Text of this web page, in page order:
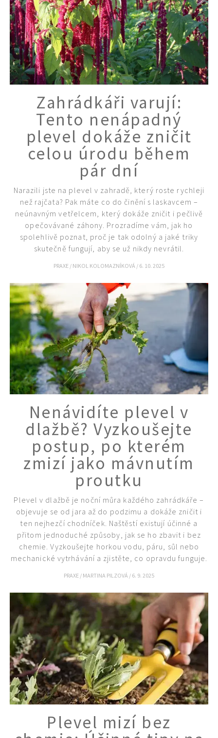
Naše krásná zahrada
65 Kč
Naše krásná zahrada Speciál
74 Kč
Objednat >
Zahrádkáři varují:
Tento nenápadný
plevel dokáže zničit
celou úrodu během
pár dní
Narazili jste na plevel v zahradě, který roste rychleji
než rajčata? Pak máte co do činění s laskavcem –
neúnavným vetřelcem, který dokáže zničit i pečlivě
opečovávané záhony. Prozradíme vám, jak ho
spolehlivě poznat, proč je tak odolný a jaké triky
skutečně fungují, aby se už nikdy nevrátil.
PRAXE / NIKOL KOLOMAZNÍKOVÁ / 6. 10. 2025
Nenávidíte plevel v
dlažbě? Vyzkoušejte
postup, po kterém
zmizí jako mávnutím
proutku
Plevel v dlažbě je noční můra každého zahrádkáře –
objevuje se od jara až do podzimu a dokáže zničit i
ten nejhezčí chodníček. Naštěstí existují účinné a
přitom jednoduché způsoby, jak se ho zbavit i bez
chemie. Vyzkoušejte horkou vodu, páru, sůl nebo
mechanické vytrhávání a zjistěte, co opravdu funguje.
PRAXE / MARTINA PILZOVÁ / 6. 9. 2025
Plevel mizí bez